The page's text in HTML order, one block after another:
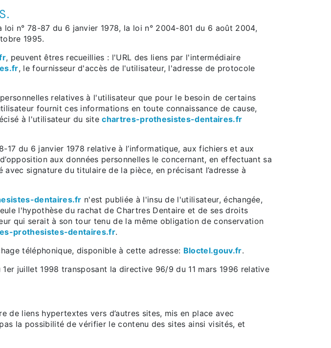
n° 78-87 du 6 janvier 1978, la loi n° 2004-801 du 6 août 2004,
1995.
, peuvent êtres recueillies : l'URL des liens par l'intermédiaire
, le fournisseur d'accès de l'utilisateur, l'adresse de protocole
relatives à l'utilisateur que pour le besoin de certains
fournit ces informations en toute connaissance de cause,
à l'utilisateur du sitechartres-prothesistes-dentaires.fr
du 6 janvier 1978 relative à l’informatique, aux fichiers et aux
aux données personnelles le concernant, en effectuant sa
signature du titulaire de la pièce, en précisant l’adresse à
dentaires.fr n'est publiée à l'insu de l'utilisateur, échangée,
l'hypothèse du rachat de Chartres Dentaire et de ses droits
qui serait à son tour tenu de la même obligation de conservation
prothesistes-dentaires.fr.
téléphonique, disponible à cette adresse: Bloctel.gouv.fr.
juillet 1998 transposant la directive 96/9 du 11 mars 1996 relative
de liens hypertextes vers d’autres sites, mis en place avec
la possibilité de vérifier le contenu des sites ainsi visités, et